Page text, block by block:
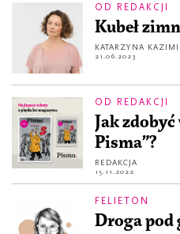
OD REDAKCJI
Kubeł
KATARZYNA
21.06.2023
OD REDAKCJI
Jak
Pisma”?
REDAKCJA
15.11.2022
FELIETON
Droga pod